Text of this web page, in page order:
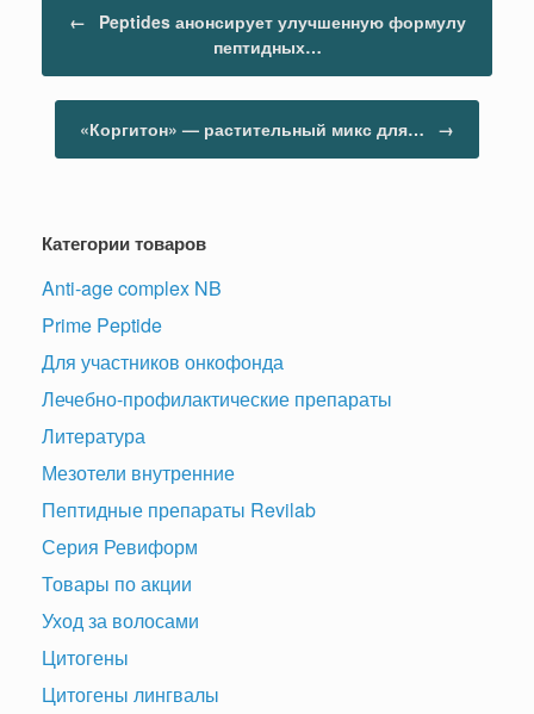
←
Peptides анонсирует улучшенную формулу
пептидных…
«Коргитон» — растительный микс для… →
Категории товаров
Anti-age complex NB
Prime Peptide
Для участников онкофонда
Лечебно-профилактические препараты
Литература
Мезотели внутренние
Пептидные препараты Revilab
Серия Ревиформ
Товары по акции
Уход за волосами
Цитогены
Цитогены лингвалы